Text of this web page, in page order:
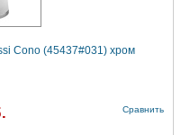
Cono (45437#031) хром
Сравнить